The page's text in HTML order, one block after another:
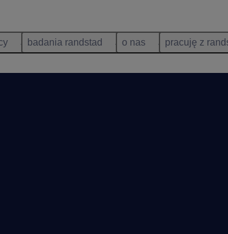
badania randstad o nas pracuję z